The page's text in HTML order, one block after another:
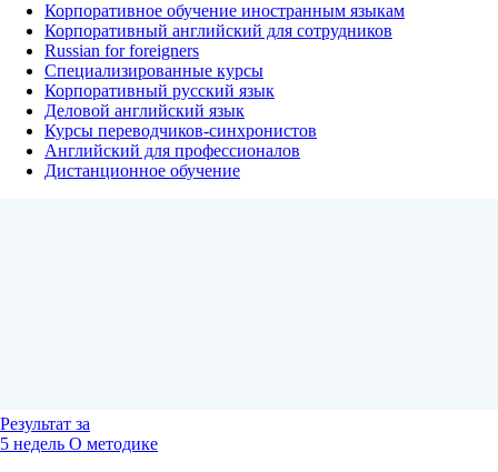
Корпоративное обучение иностранным языкам
Корпоративный английский для сотрудников
Russian for foreigners
Специализированные курсы
Корпоративный русский язык
Деловой английский язык
Курсы переводчиков-синхронистов
Английский для профессионалов
Дистанционное обучение
Результат за
5 недель О методике